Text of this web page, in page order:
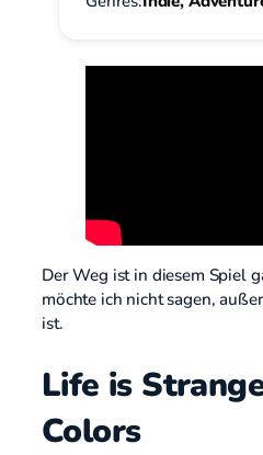
Der Weg ist in diesem Spiel
möchte ich nicht sagen,
ist.
Life is
Colors